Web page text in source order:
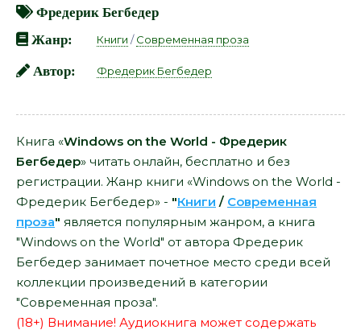
Фредерик Бегбедер
Жанр:
Книги /Современная проза
Автор: Фредерик Бегбедер
Книга «Windows on the World - Фредерик
Бегбедер» читать онлайн, бесплатно и без
регистрации. Жанр книги «Windows on the World -
Фредерик Бегбедер» - "Книги / Современная
проза" является популярным жанром, а книга
"Windows on the World" от автора Фредерик
Бегбедер занимает почетное место среди всей
коллекции произведений в категории
"Современная проза".
(18+) Внимание! Аудиокнига может содержать